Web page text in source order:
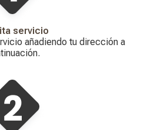
servicio
añadiendo tu dirección a